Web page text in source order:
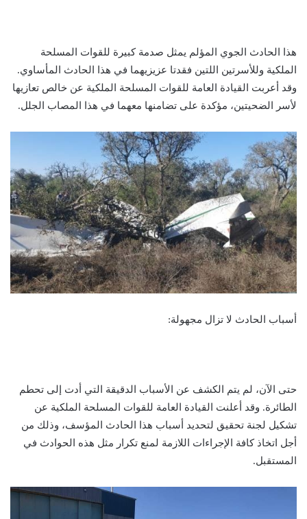
هذا الحادث الجوي المؤلم يمثل صدمة كبيرة للقوات المسلحة
الملكية وللأسرتين اللتين فقدتا عزيزيهما في هذا الحادث المأساوي.
وقد أعربت القيادة العامة للقوات المسلحة الملكية عن خالص تعازيها
لأسر الضحيتين، مؤكدة على تضامنها معهما في هذا المصاب الجلل.
أسباب الحادث لا تزال مجهولة:
حتى الآن، لم يتم الكشف عن الأسباب الدقيقة التي أدت إلى تحطم
الطائرة. وقد أعلنت القيادة العامة للقوات المسلحة الملكية عن
تشكيل لجنة تحقيق لتحديد أسباب هذا الحادث المؤسف، وذلك من
أجل اتخاذ كافة الإجراءات اللازمة لمنع تكرار مثل هذه الحوادث في
المستقبل.